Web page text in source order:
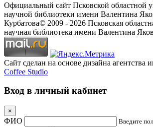
Официальный сайт Псковской областной
научной библиотеки имени Валентина
Курбатова© 2009 - 2026 Псковская
научная библиотека имени Валентина
Сайт сделан на основе дизайна агентства
Coffee Studio
Вход в личный кабинет
×
ФИО
Введите